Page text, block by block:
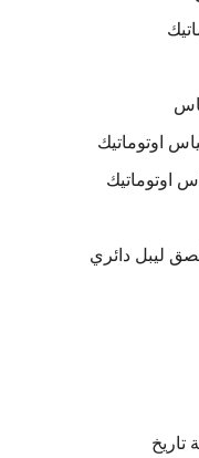
اوتوماتيك
اوتوماتيك
ليبل دائري